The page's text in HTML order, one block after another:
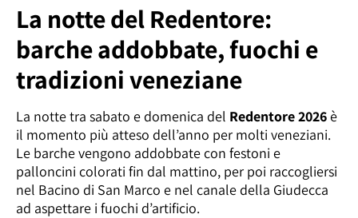
La notte del Redentore:
barche addobbate, fuochi e
tradizioni veneziane
La notte tra sabato e domenica del Redentore 2026è
il momento più atteso dell’anno per molti veneziani.
Le barche vengono addobbate con festoni e
palloncini colorati fin dal mattino, per poi raccogliersi
nel Bacino di San Marco e nel canale della Giudecca
ad aspettare i fuochi d’artificio.